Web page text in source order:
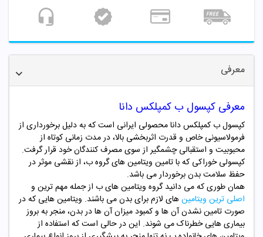
معرفی
معرفی کپسول ب کمپلکس دانا
کپسول ب کمپلکس دانا محصولی ایرانی است که به دلیل برخورداری از
فرمولاسیونی خاص و قدرت اثربخشی بالا، در مدت زمانی کوتاه از
محبوبیت و استقبالی چشمگیر از سوی مصرف کنندگان خود قرار گرفت.
کپسولی خوراکی که با تامین ویتامین های گروه ب، از نقشی موثر در
حفظ سلامت بدن برخوردار می باشد.
همان طوری که می دانید گروه ویتامین های ب از جمله مهم ترین و
اصلی ترین ویتامینهای لازم برای بدن می باشند. ویتامین هایی که در
صورت تامین نشدن آن ها و کمبود میزان آن ها در بدن، منجر به بروز
بیماری هایی خطرناک می شوند. این در حالی است که استفاده از